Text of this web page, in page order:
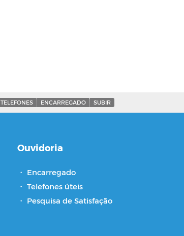
TELEFONES ENCARREGADO SUBIR
Ouvidoria
・ Encarregado
・ Telefones úteis
・ Pesquisa de Satisfação